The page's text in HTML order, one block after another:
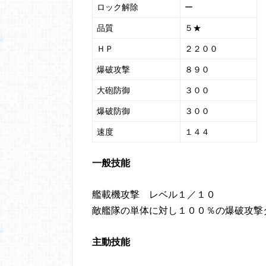
ロック解除 ー
品質 ５★
ＨＰ ２２００
爆破攻撃 ８９０
大砲防御 ３００
爆破防御 ３００
速度 １４４
一般技能
艦載機攻撃 レベル１／１０
敵艦隊の単体に対し１００％の爆破攻撃
主動技能